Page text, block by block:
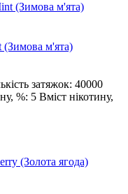
м'ята)
затяжок: 40000
%: 5 Вміст нікотину,